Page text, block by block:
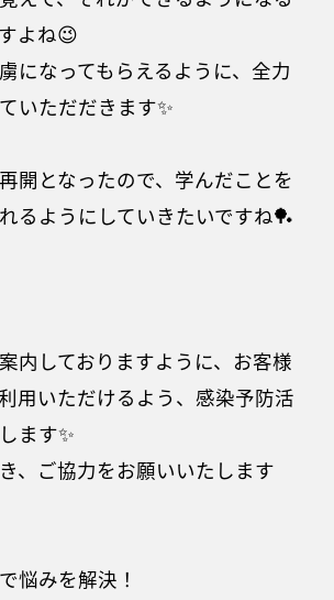
よね😉
になってもらえるように、全力
いただだきます✨
開となったので、学んだことを
るようにしていきたいですね🏓
内しておりますように、お客様
用いただけるよう、感染予防活
ます✨
、ご協力をお願いいたします
悩みを解決！